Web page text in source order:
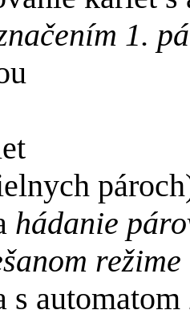
1.
hádanie
režime
s automatom